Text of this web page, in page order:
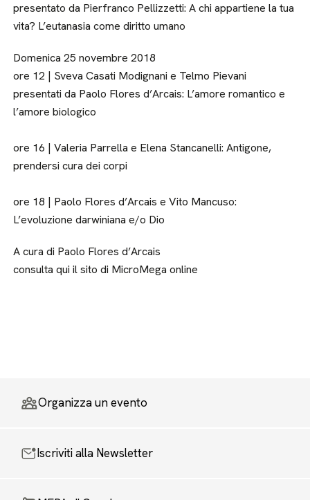
presentato da Pierfranco Pellizzetti: A chi appartiene la tua
vita? L’eutanasia come diritto umano
Domenica 25 novembre 2018
ore 12 | Sveva Casati Modignani e Telmo Pievani
presentati da Paolo Flores d’Arcais: L’amore romantico e
l’amore biologico
ore 16 | Valeria Parrella e Elena Stancanelli: Antigone,
prendersi cura dei corpi
ore 18 | Paolo Flores d’Arcais e Vito Mancuso:
L’evoluzione darwiniana e/o Dio
A cura di Paolo Flores d’Arcais
consulta qui il sito di MicroMega online
Organizza un evento
Iscriviti alla Newsletter